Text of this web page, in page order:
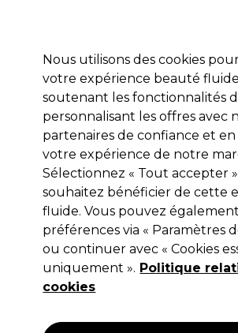
Se
Marques Bons plans Coiffure
Livraison et délais
lire la suite
Tigi Bed Head Wanna
hydratante 100ml
(0)
9,15 €Hors TVA
Nous utilisons des cookies
votre expérience beauté
soutenant les fonctionnalités
personnalisant les offres avec
partenaires de confiance et
votre expérience de notre
Sélectionnez « Tout accepter
souhaitez bénéficier de cette
fluide. Vous pouvez
préférences via « Paramètres
ou continuer avec « Cookies
uniquement ». Politique
cookies